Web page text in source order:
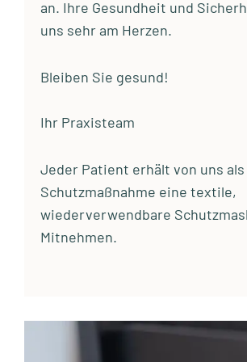
an. Ihre Gesundheit und
uns sehr am Herzen.
Bleiben Sie gesund!
Ihr Praxisteam
Jeder Patient erhält von uns
Schutzmaßnahme eine textile,
wiederverwendbare
Mitnehmen.